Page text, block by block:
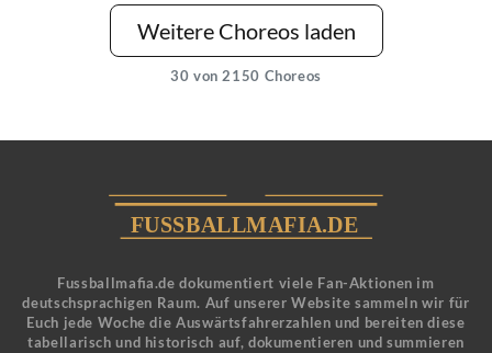
Weitere Choreos laden
30 von 2150 Choreos
Fussballmafia.de dokumentiert viele Fan-Aktionen im
deutschsprachigen Raum. Auf unserer Website sammeln wir für
Euch jede Woche die Auswärtsfahrerzahlen und bereiten diese
tabellarisch und historisch auf, dokumentieren und summieren